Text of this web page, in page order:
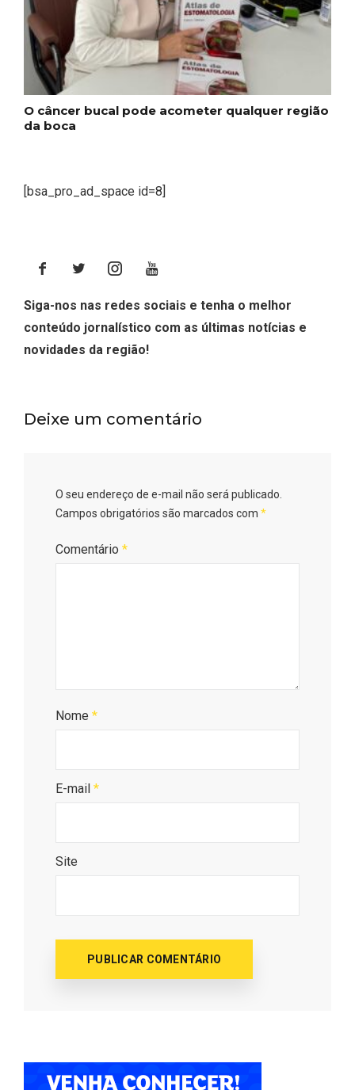
O câncer bucal pode acometer qualquer região
da boca
[bsa_pro_ad_space id=8]
Siga-nos nas redes sociais e tenha o melhor
conteúdo jornalístico com as últimas notícias e
novidades da região!
Deixe um comentário
O seu endereço de e-mail não será publicado.
Campos obrigatórios são marcados com *
Comentário *
Nome *
E-mail *
Site